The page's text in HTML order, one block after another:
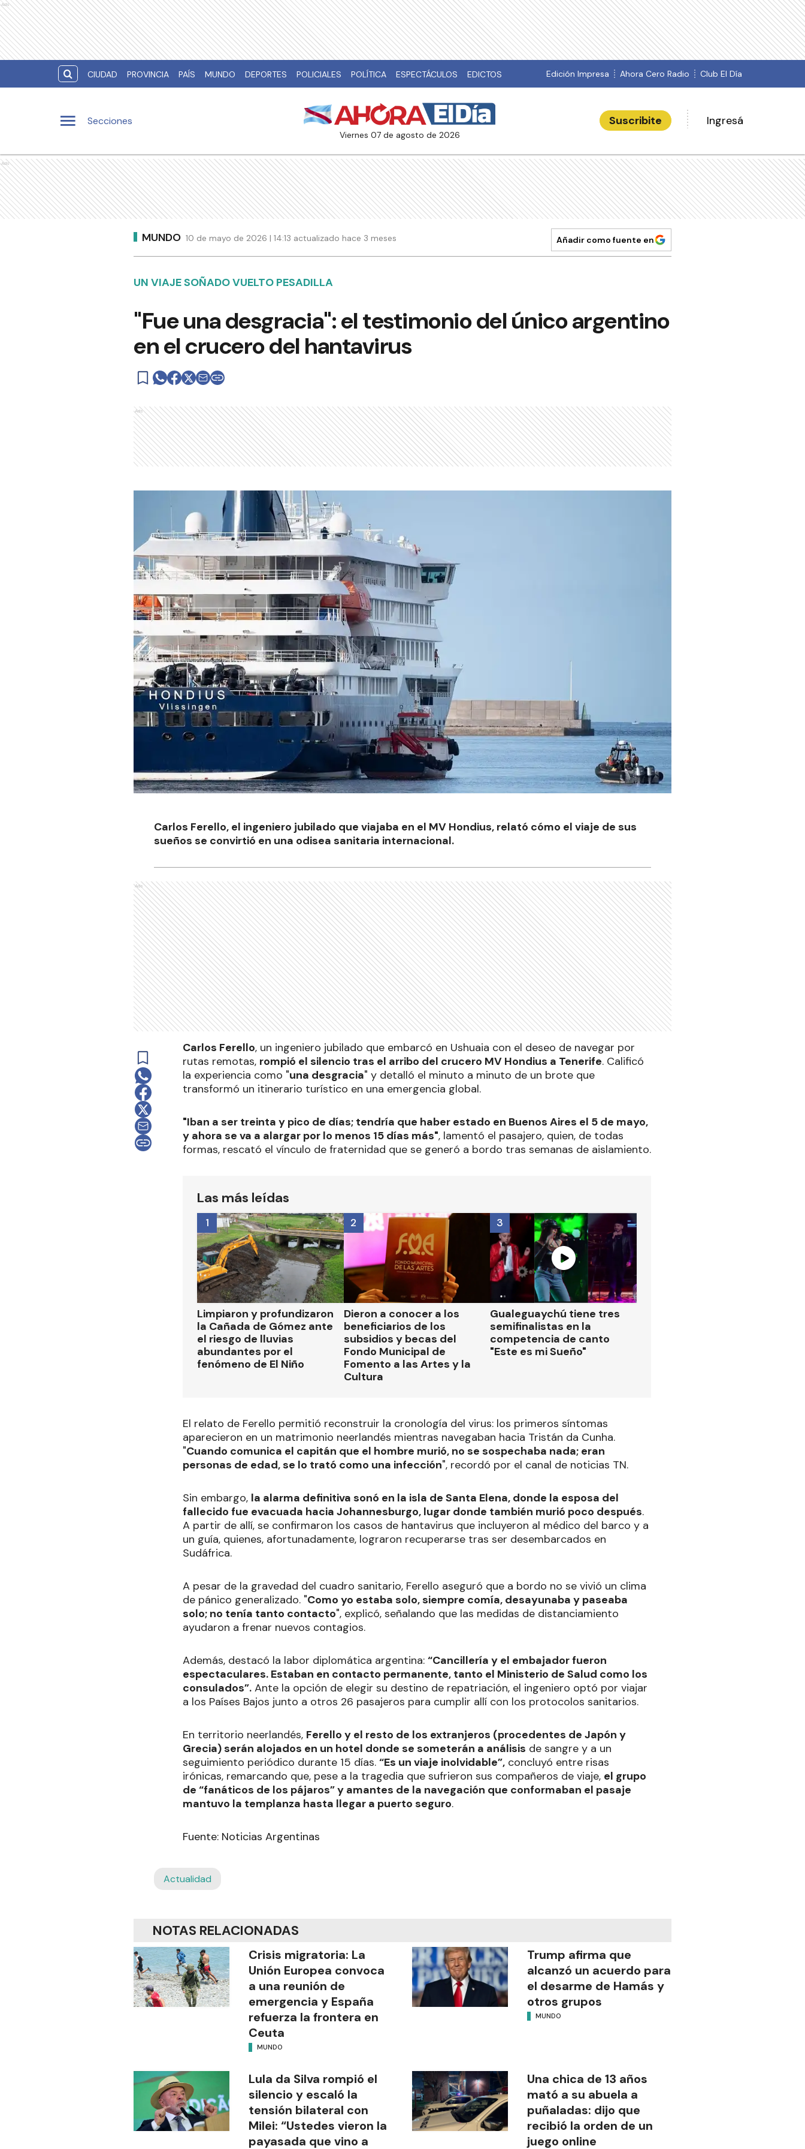
Ads
CIUDAD PROVINCIA PAÍS MUNDO DEPORTES POLICIALES POLÍTICA ESPECTÁCULOS EDICTOS Edición Impresa Ahora Cero Radio Club El Día
Secciones
viernes 07 de agosto de 2026
Suscribite Ingresá
Ads
MUNDO 10 de mayo de 2026 | 14:13 actualizado hace 3 meses Añadir como fuente en
UN VIAJE SOÑADO VUELTO PESADILLA
"Fue una desgracia": el testimonio del único argentino
en el crucero del hantavirus
Ads
Carlos Ferello, el ingeniero jubilado que viajaba en el MV Hondius, relató cómo el viaje de sus
sueños se convirtió en una odisea sanitaria internacional.
Ads
Carlos Ferello, un ingeniero jubilado que embarcó en Ushuaia con el deseo de navegar por
rutas remotas, rompió el silencio tras el arribo del crucero MV Hondius a Tenerife. Calificó
la experiencia como "una desgracia" y detalló el minuto a minuto de un brote que
transformó un itinerario turístico en una emergencia global.
"Iban a ser treinta y pico de días; tendría que haber estado en Buenos Aires el 5 de mayo,
y ahora se va a alargar por lo menos 15 días más", lamentó el pasajero, quien, de todas
formas, rescató el vínculo de fraternidad que se generó a bordo tras semanas de aislamiento.
Las más leídas
Limpiaron y profundizaron
la Cañada de Gómez ante
el riesgo de lluvias
abundantes por el
fenómeno de El Niño
1
Dieron a conocer a los
beneficiarios de los
subsidios y becas del
Fondo Municipal de
Fomento a las Artes y la
Cultura
2
Gualeguaychú tiene tres
semifinalistas en la
competencia de canto
"Este es mi Sueño"
3
El relato de Ferello permitió reconstruir la cronología del virus: los primeros síntomas
aparecieron en un matrimonio neerlandés mientras navegaban hacia Tristán da Cunha.
"Cuando comunica el capitán que el hombre murió, no se sospechaba nada; eran
personas de edad, se lo trató como una infección", recordó por el canal de noticias TN.
Sin embargo, la alarma definitiva sonó en la isla de Santa Elena, donde la esposa del
fallecido fue evacuada hacia Johannesburgo, lugar donde también murió poco después.
A partir de allí, se confirmaron los casos de hantavirus que incluyeron al médico del barco y a
un guía, quienes, afortunadamente, lograron recuperarse tras ser desembarcados en
Sudáfrica.
A pesar de la gravedad del cuadro sanitario, Ferello aseguró que a bordo no se vivió un clima
de pánico generalizado. "Como yo estaba solo, siempre comía, desayunaba y paseaba
solo; no tenía tanto contacto", explicó, señalando que las medidas de distanciamiento
ayudaron a frenar nuevos contagios.
Además, destacó la labor diplomática argentina: “Cancillería y el embajador fueron
espectaculares. Estaban en contacto permanente, tanto el Ministerio de Salud como los
consulados”. Ante la opción de elegir su destino de repatriación, el ingeniero optó por viajar
a los Países Bajos junto a otros 26 pasajeros para cumplir allí con los protocolos sanitarios.
En territorio neerlandés, Ferello y el resto de los extranjeros (procedentes de Japón y
Grecia) serán alojados en un hotel donde se someterán a análisis de sangre y a un
seguimiento periódico durante 15 días. “Es un viaje inolvidable”, concluyó entre risas
irónicas, remarcando que, pese a la tragedia que sufrieron sus compañeros de viaje, el grupo
de “fanáticos de los pájaros” y amantes de la navegación que conformaban el pasaje
mantuvo la templanza hasta llegar a puerto seguro.
Fuente: Noticias Argentinas
Actualidad
NOTAS RELACIONADAS
Crisis migratoria: La
Unión Europea convoca
a una reunión de
emergencia y España
refuerza la frontera en
Ceuta
MUNDO
Trump afirma que
alcanzó un acuerdo para
el desarme de Hamás y
otros grupos
MUNDO
Lula da Silva rompió el
silencio y escaló la
tensión bilateral con
Milei: “Ustedes vieron la
payasada que vino a
Una chica de 13 años
mató a su abuela a
puñaladas: dijo que
recibió la orden de un
juego online